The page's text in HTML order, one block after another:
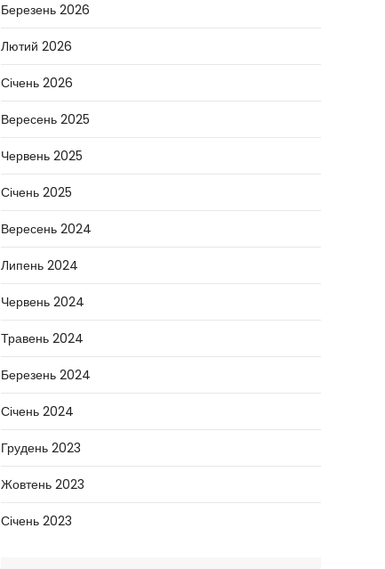
Березень 2026
Лютий 2026
Січень 2026
Вересень 2025
Червень 2025
Січень 2025
Вересень 2024
Липень 2024
Червень 2024
Травень 2024
Березень 2024
Січень 2024
Грудень 2023
Жовтень 2023
Січень 2023